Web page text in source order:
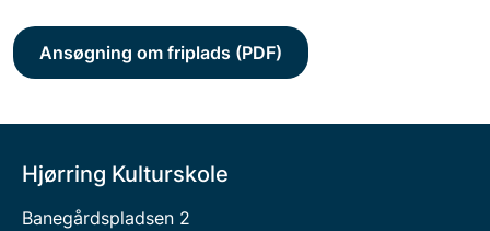
Ansøgning om friplads (PDF)
Hjørring Kulturskole
Banegårdspladsen 2